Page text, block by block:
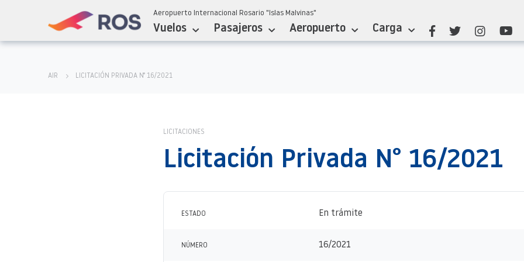
Aeropuerto Internacional Rosario "Islas Malvinas"
Vuelos Pasajeros Aeropuerto Carga
AIR LICITACIÓN PRIVADA N° 16/2021
LICITACIONES
Licitación Privada N° 16/2021
ESTADO En trámite
NÚMERO 16/2021